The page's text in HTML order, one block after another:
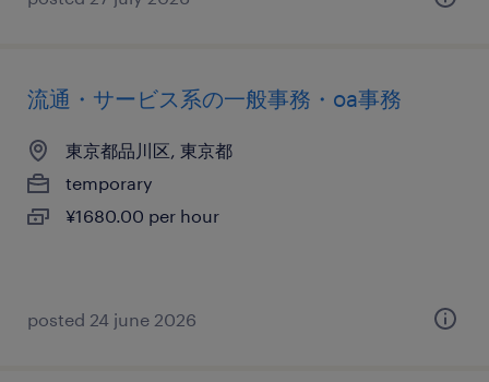
流通・サービス系の一般事務・oa事務
東京都品川区, 東京都
temporary
¥1680.00 per hour
posted 24 june 2026